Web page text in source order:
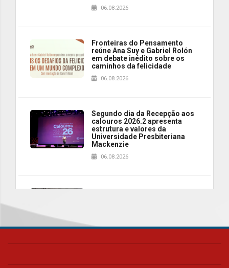
06.08.2026
Fronteiras do Pensamento
reúne Ana Suy e Gabriel Rolón
em debate inédito sobre os
caminhos da felicidade
06.08.2026
Segundo dia da Recepção aos
calouros 2026.2 apresenta
estrutura e valores da
Universidade Presbiteriana
Mackenzie
06.08.2026
realizará nova edição da Feira